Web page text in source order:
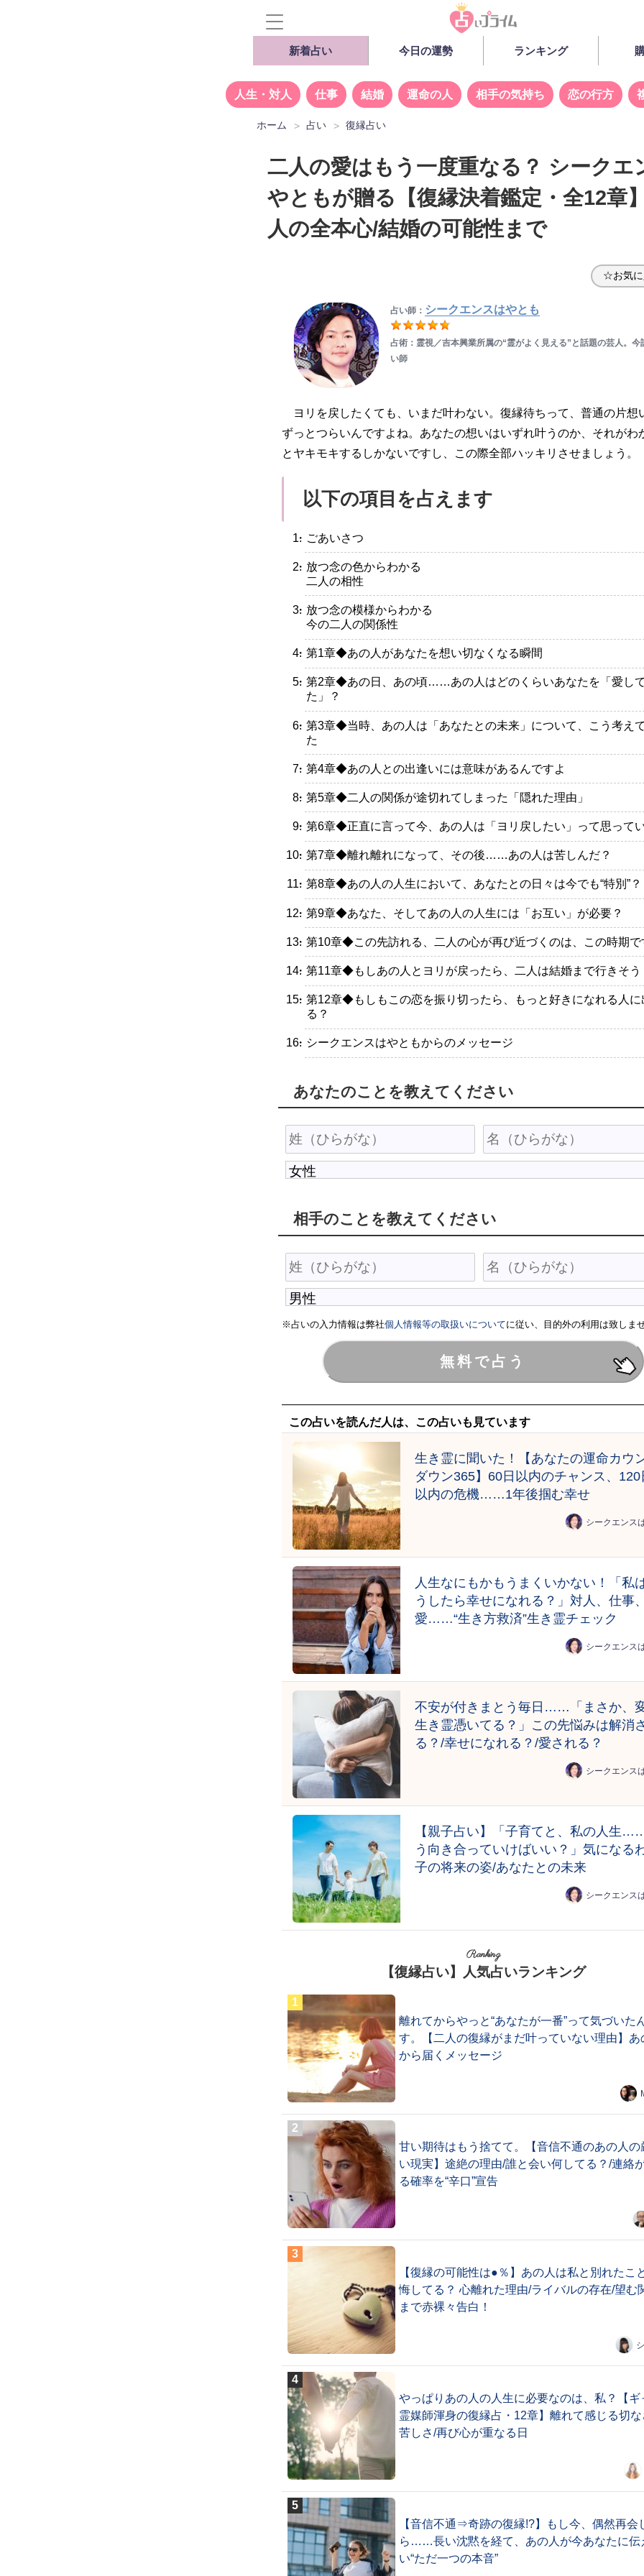
新着占い 今日の運勢 ランキング
人生・対人 仕事 結婚 運命の人 相手の気持ち 恋の行方
ホーム 占い 復縁占い
二人の愛はもう一度重なる？ シークエ
やともが贈る【復縁決着鑑定・全12章
人の全本心/結婚の可能性まで
☆お気に
占い師： シークエンスはやとも
占術：霊視／吉本興業所属の“霊がよく見える”と話題の芸人。今
い師
ヨリを戻したくても、いまだ叶わない。復縁待ちって、普通の片想
ずっとつらいんですよね。あなたの想いはいずれ叶うのか、それがわ
とヤキモキするしかないですし、この際全部ハッキリさせましょう。
以下の項目を占えます
・ごあいさつ
・放つ念の色からわかる
二人の相性
・放つ念の模様からわかる
今の二人の関係性
・第1章◆あの人があなたを想い切なくなる瞬間
・第2章◆あの日、あの頃……あの人はどのくらいあなたを「愛し
た」？
・第3章◆当時、あの人は「あなたとの未来」について、こう考え
た
・第4章◆あの人との出逢いには意味があるんですよ
・第5章◆二人の関係が途切れてしまった「隠れた理由」
・第6章◆正直に言って今、あの人は「ヨリ戻したい」って思って
・第7章◆離れ離れになって、その後……あの人は苦しんだ？
・第8章◆あの人の人生において、あなたとの日々は今でも“特別”？
・第9章◆あなた、そしてあの人の人生には「お互い」が必要？
・第10章◆この先訪れる、二人の心が再び近づくのは、この時期で
・第11章◆もしあの人とヨリが戻ったら、二人は結婚まで行きそう
・第12章◆もしもこの恋を振り切ったら、もっと好きになれる人に
る？
・シークエンスはやともからのメッセージ
あなたのことを教えてください
相手のことを教えてください
※占いの入力情報は弊社個人情報等の取扱いについてに従い、目的外の利用は致しませ
この占いを読んだ人は、この占いも見ています
生き霊に聞いた！【あなたの運命カウ
ダウン365】60日以内のチャンス、120
以内の危機……1年後掴む幸せ
シークエンス
人生なにもかもうまくいかない！「私
うしたら幸せになれる？」対人、仕事、
愛……“生き方救済”生き霊チェック
シークエンス
不安が付きまとう毎日……「まさか、
生き霊憑いてる？」この先悩みは解消
る？/幸せになれる？/愛される？
シークエンス
【親子占い】「子育てと、私の人生
う向き合っていけばいい？」気になる
子の将来の姿/あなたとの未来
シークエンス
Ranking
【復縁占い】人気占いランキング
離れてからやっと“あなたが一番”って気づいた
す。【二人の復縁がまだ叶っていない理由】あ
から届くメッセージ
甘い期待はもう捨てて。【音信不通のあの人の
い現実】途絶の理由/誰と会い何してる？/連絡
る確率を“辛口”宣告
【復縁の可能性は●％】あの人は私と別れたこ
悔してる？ 心離れた理由/ライバルの存在/望む
まで赤裸々告白！
やっぱりあの人の人生に必要なのは、私？【ギ
霊媒師渾身の復縁占・12章】離れて感じる切な
苦しさ/再び心が重なる日
【音信不通⇒奇跡の復縁!?】もし今、偶然再会
ら……長い沈黙を経て、あの人が今あなたに伝
い“ただ一つの本音”